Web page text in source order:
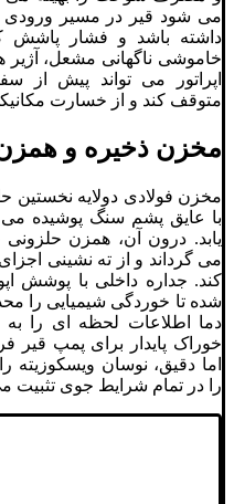
می ‌شود قیر در مسیر ورودی
داشته باشد و فشار پاشش
خاموشی ناگهانی مشعل،
اپراتور می ‌تواند پیش از
متوقف کند و از خسارت
مخزن ذخیره و
مخزن فولادی دولایه نخستین
با عایق پشم‌ سنگ پوشیده
یابد. درون آن، همزن حلزونی
می ‌گرداند و از ته ‌نشینی
‌کند. جداره داخلی با پوشش
شده تا خوردگی شیمیایی را
دما اطلاعات لحظه ‌ای را به
خوراک پایدار برای پمپ قیر
اما دقیق، نوسان
را در تمام شرایط جوی تثبیت